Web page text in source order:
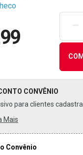
CONVÊNIO
para clientes
Mais
Convênio